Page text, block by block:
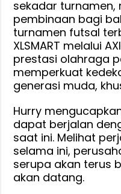
sekadar turnamen,
pembinaan bagi
turnamen futsal
XLSMART melalui
prestasi olahraga
memperkuat
generasi muda,
Hurry
dapat berjalan
saat ini. Melihat
selama ini,
serupa akan terus
akan datang.